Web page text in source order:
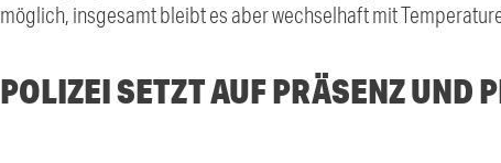
möglich, insgesamt bleibt es aber wechselhaft mit
POLIZEI SETZT AUF PRÄSENZ UND